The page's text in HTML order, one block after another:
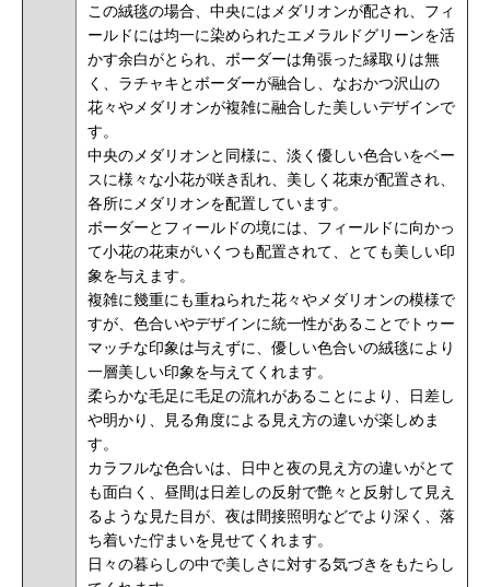
この絨毯の場合、中央にはメダリオンが配され、フィ
ールドには均一に染められたエメラルドグリーンを活
かす余白がとられ、ボーダーは角張った縁取りは無
く、ラチャキとボーダーが融合し、なおかつ沢山の
花々やメダリオンが複雑に融合した美しいデザインで
す。
中央のメダリオンと同様に、淡く優しい色合いをベー
スに様々な小花が咲き乱れ、美しく花束が配置され、
各所にメダリオンを配置しています。
ボーダーとフィールドの境には、フィールドに向かっ
て小花の花束がいくつも配置されて、とても美しい印
象を与えます。
複雑に幾重にも重ねられた花々やメダリオンの模様で
すが、色合いやデザインに統一性があることでトゥー
マッチな印象は与えずに、優しい色合いの絨毯により
一層美しい印象を与えてくれます。
柔らかな毛足に毛足の流れがあることにより、日差し
や明かり、見る角度による見え方の違いが楽しめま
す。
カラフルな色合いは、日中と夜の見え方の違いがとて
も面白く、昼間は日差しの反射で艶々と反射して見え
るような見た目が、夜は間接照明などでより深く、落
ち着いた佇まいを見せてくれます。
日々の暮らしの中で美しさに対する気づきをもたらし